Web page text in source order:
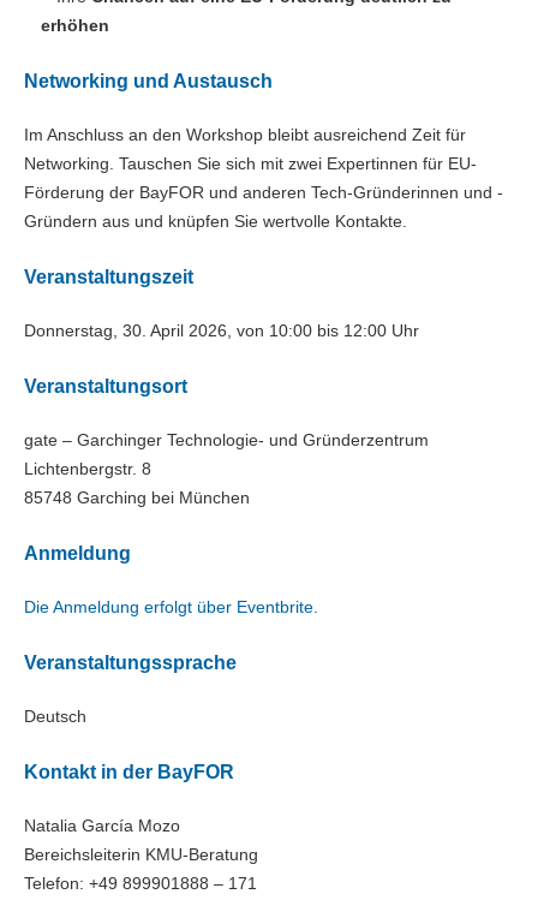
erhöhen
Networking und Austausch
Im Anschluss an den Workshop bleibt ausreichend Zeit für
Networking. Tauschen Sie sich mit zwei Expertinnen für EU-
Förderung der BayFOR und anderen Tech-Gründerinnen und -
Gründern aus und knüpfen Sie wertvolle Kontakte.
Veranstaltungszeit
Donnerstag, 30. April 2026, von 10:00 bis 12:00 Uhr
Veranstaltungsort
gate – Garchinger Technologie- und Gründerzentrum
Lichtenbergstr. 8
85748 Garching bei München
Anmeldung
Die Anmeldung erfolgt über Eventbrite.
Veranstaltungssprache
Deutsch
Kontakt in der BayFOR
Natalia García Mozo
Bereichsleiterin KMU-Beratung
Telefon: +49 899901888 – 171